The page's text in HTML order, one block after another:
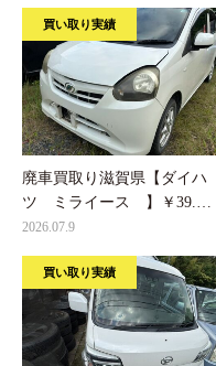
買い取り実績
廃車買取り滋賀県【ダイハ
ツ ミライース 】￥39.…
2026.07.9
買い取り実績